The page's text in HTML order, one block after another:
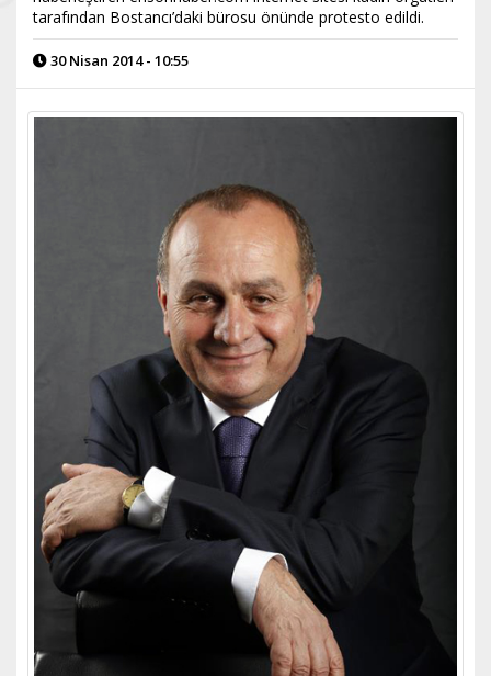
tarafından Bostancı’daki bürosu önünde protesto edildi.
30 Nisan 2014 - 10:55